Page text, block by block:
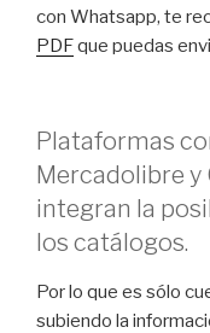
con Whatsapp, te
PDFque puedas
Plataformas
Mercadolibre y
integran la
los catálogos.
Por lo que es sólo
subiendo la